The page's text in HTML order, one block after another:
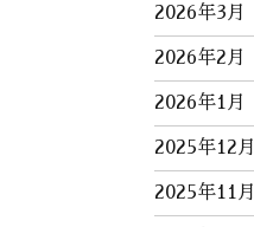
2026年3月
2026年2月
2026年1月
2025年12月
2025年11月